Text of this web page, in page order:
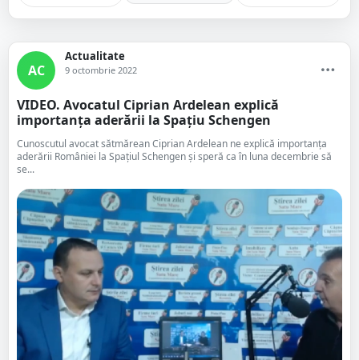
AC
Actualitate
9 octombrie 2022
VIDEO. Avocatul Ciprian Ardelean explică
importanța aderării la Spațiu Schengen
Cunoscutul avocat sătmărean Ciprian Ardelean ne explică importanța
aderării României la Spațiul Schengen și speră ca în luna decembrie să
se...